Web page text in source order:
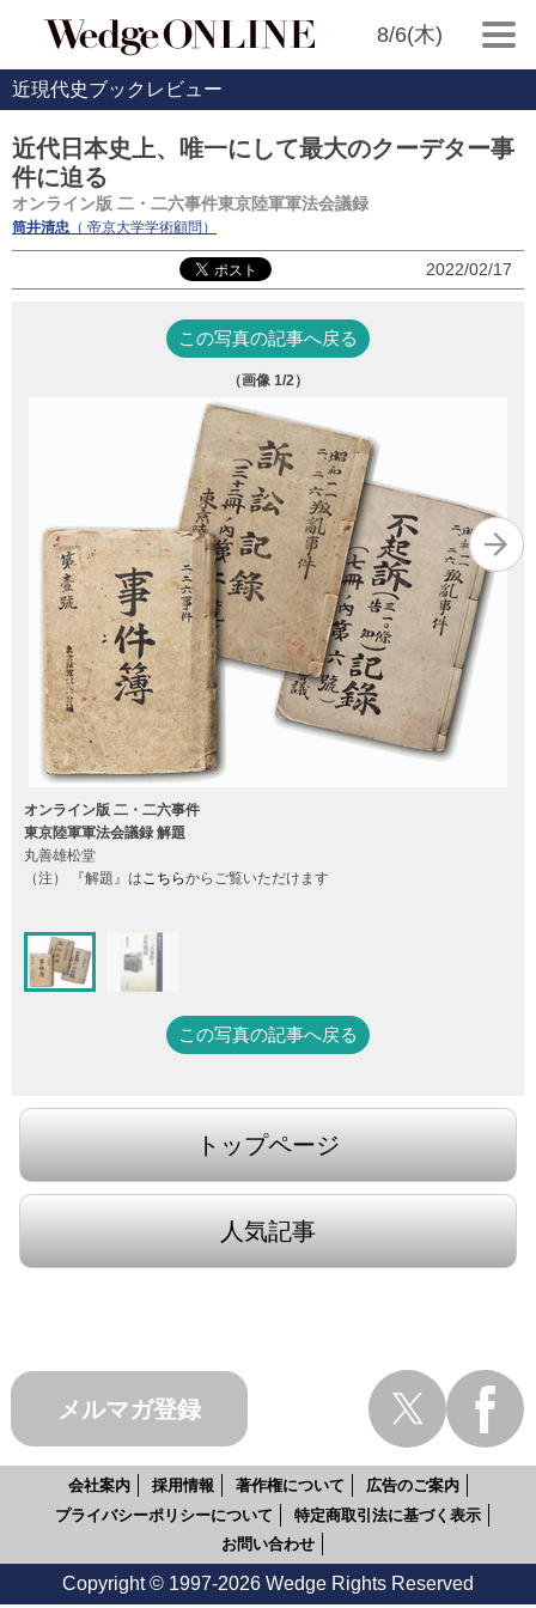
8/6(木)
近現代史ブックレビュー
近代日本史上、唯一にして最大のクーデター事
件に迫る
オンライン版 二・二六事件東京陸軍軍法会議録
筒井清忠 （ 帝京大学学術顧問）
2022/02/17
この写真の記事へ戻る
（画像 1/2）
オンライン版 二・二六事件
東京陸軍軍法会議録 解題
丸善雄松堂
（注） 『解題』はこちらからご覧いただけます
この写真の記事へ戻る
トップページ
人気記事
メルマガ登録
会社案内 採用情報 著作権について
広告のご案内
プライバシーポリシーについて
特定商取引法に基づく表示
お問い合わせ
Copyright © 1997-2026 Wedge Rights Reserved